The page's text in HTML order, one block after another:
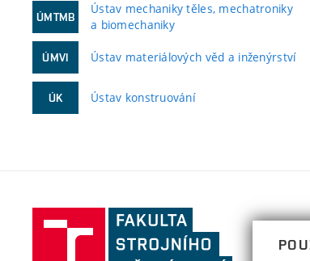
ÚMTMB
Ústav mechaniky těles, mechatroniky
a biomechaniky
ÚMVI Ústav materiálových věd a inženýrství
ÚK Ústav konstruování
Fakulta
inženýrství,